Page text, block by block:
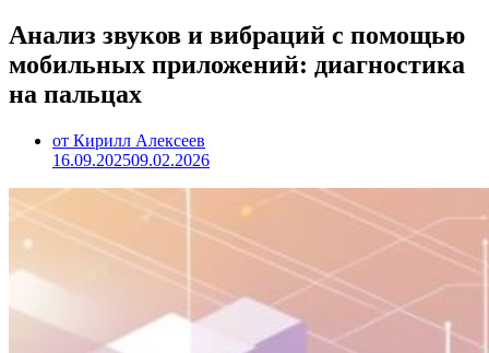
Анализ звуков и вибраций с помощью
мобильных приложений: диагностика
на пальцах
от Кирилл Алексеев
16.09.202509.02.2026